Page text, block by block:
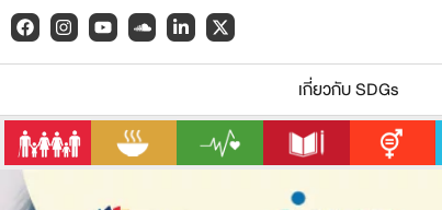
เกี่ยวกับ SDGs